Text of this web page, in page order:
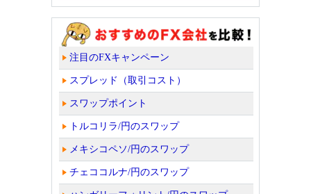
注目のFXキャンペーン
スプレッド（取引コスト）
スワップポイント
トルコリラ/円のスワップ
メキシコペソ/円のスワップ
チェココルナ/円のスワップ